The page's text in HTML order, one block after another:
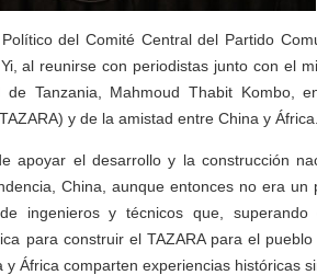
del Comité Central del Partido
al reunirse con periodistas junto con el
Tanzania, Mahmoud Thabit Kombo,
y de la amistad entre China y África.
apoyar el desarrollo y la construcción
China, aunque entonces no era un
ingenieros y técnicos que, superando
para construir el TAZARA para el pueblo
África comparten experiencias históricas